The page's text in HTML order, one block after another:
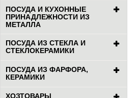
ПОСУДА И КУХОННЫЕ
ПРИНАДЛЕЖНОСТИ ИЗ
МЕТАЛЛА
ПОСУДА ИЗ СТЕКЛА И
СТЕКЛОКЕРАМИКИ
ПОСУДА ИЗ ФАРФОРА,
КЕРАМИКИ
ХОЗТОВАРЫ